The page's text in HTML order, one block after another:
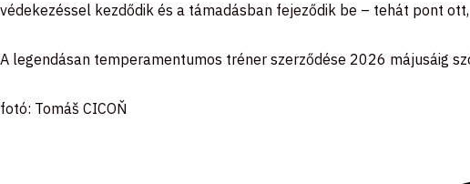
védekezéssel kezdődik és a támadásban fejeződik be – tehát pont
A legendásan temperamentumos tréner szerződése 2026 májusáig
fotó: Tomáš CICOŇ